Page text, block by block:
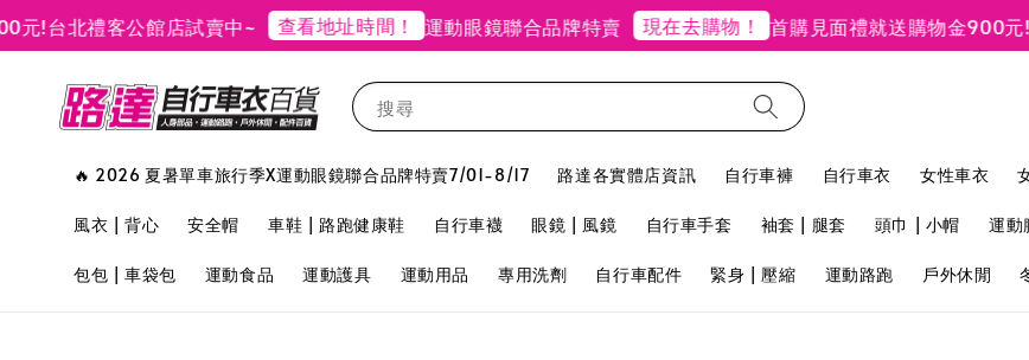
北禮客公館店試賣中~ 查看地址時間！ 運動眼鏡聯合品牌特賣 現在去購物！ 首購見面禮就送購物金900元!台北
搜尋
🔥 2026 夏暑單車旅行季X運動眼鏡聯合品牌特賣7/01-8/17 路達各實體店資訊 自行車褲 自行車衣 女性車衣
風衣 | 背心 安全帽 車鞋 | 路跑健康鞋 自行車襪 眼鏡 | 風鏡 自行車手套 袖套 | 腿套 頭巾 | 小帽 運動
包包 | 車袋包 運動食品 運動護具 運動用品 專用洗劑 自行車配件 緊身 | 壓縮 運動路跑 戶外休閒